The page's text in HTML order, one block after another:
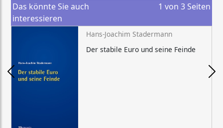
Das könnte Sie auch
interessieren
1 von 3 Seiten
Hans-Joachim Stadermann
Der stabile Euro und seine Feinde